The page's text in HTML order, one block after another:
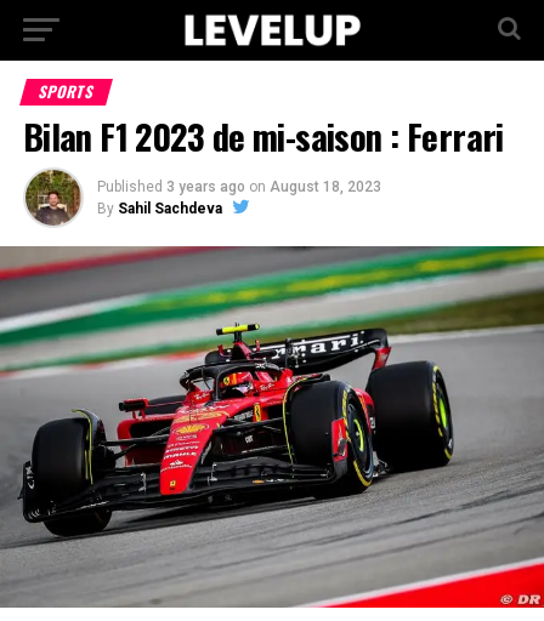
SPORTS
Bilan F1 2023 de mi-saison : Ferrari
Published 3 years ago on August 18, 2023
By Sahil Sachdeva